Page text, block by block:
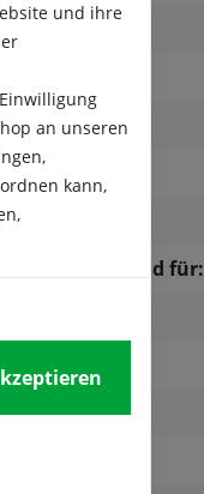
ausreichend für:
und ihre
an unseren
kann,